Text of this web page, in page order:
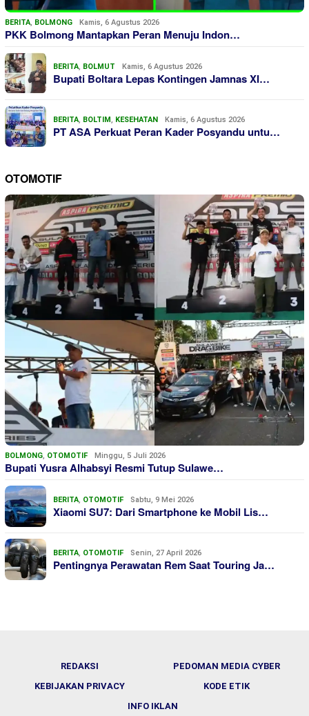
BERITA, BOLMONG Kamis, 6 Agustus 2026
PKK Bolmong Mantapkan Peran Menuju Indon…
BERITA, BOLMUT Kamis, 6 Agustus 2026
Bupati Boltara Lepas Kontingen Jamnas XI…
BERITA, BOLTIM, KESEHATAN Kamis, 6 Agustus 2026
PT ASA Perkuat Peran Kader Posyandu untu…
OTOMOTIF
BOLMONG, OTOMOTIF Minggu, 5 Juli 2026
Bupati Yusra Alhabsyi Resmi Tutup Sulawe…
BERITA, OTOMOTIF Sabtu, 9 Mei 2026
Xiaomi SU7: Dari Smartphone ke Mobil Lis…
BERITA, OTOMOTIF Senin, 27 April 2026
Pentingnya Perawatan Rem Saat Touring Ja…
REDAKSI
PEDOMAN MEDIA CYBER
KEBIJAKAN PRIVACY
KODE ETIK
INFO IKLAN